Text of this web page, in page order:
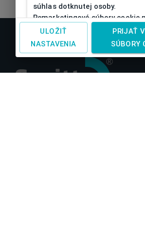
súhlas dotknutej osoby.
Remarketingové súbory cookie
je možné bez takéhoto súhlasu
používať
ULOŽIŤ
NASTAVENIA
PRIJAŤ
SÚBORY